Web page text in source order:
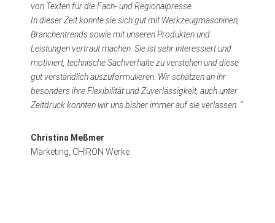
von Texten für die Fach- und Regionalpresse.
In dieser Zeit konnte sie sich gut mit Werkzeugmaschinen,
Branchentrends sowie mit unseren Produkten und
Leistungen vertraut machen. Sie ist sehr interessiert und
motiviert, technische Sachverhalte zu verstehen und diese
gut verständlich auszuformulieren. Wir schätzen an ihr
besonders ihre Flexibilität und Zuverlässigkeit, auch unter
Zeitdruck konnten wir uns bisher immer auf sie verlassen. “
Christina Meßmer
Marketing, CHIRON Werke